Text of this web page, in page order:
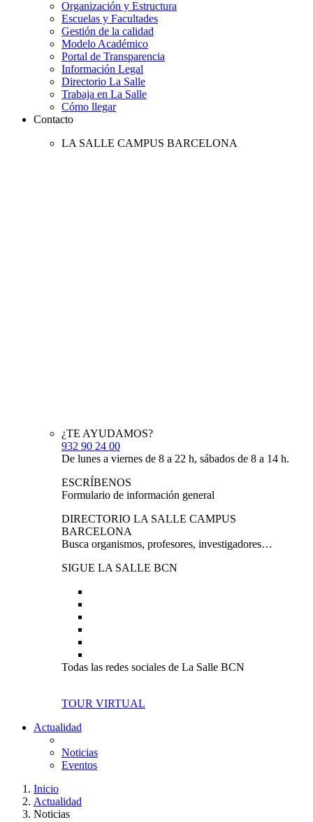
Organización y Estructura
Escuelas y Facultades
Gestión de la calidad
Modelo Académico
Portal de Transparencia
Información Legal
Directorio La Salle
Trabaja en La Salle
Cómo llegar
Contacto
LA SALLE CAMPUS BARCELONA
¿TE AYUDAMOS?
932 90 24 00
De lunes a viernes de 8 a 22 h, sábados de 8 a 14 h.
ESCRÍBENOS
Formulario de información general
DIRECTORIO LA SALLE CAMPUS
BARCELONA
Busca organismos, profesores, investigadores…
SIGUE LA SALLE BCN
Todas las redes sociales de La Salle BCN
TOUR VIRTUAL
Actualidad
Noticias
Eventos
Inicio
Actualidad
Noticias